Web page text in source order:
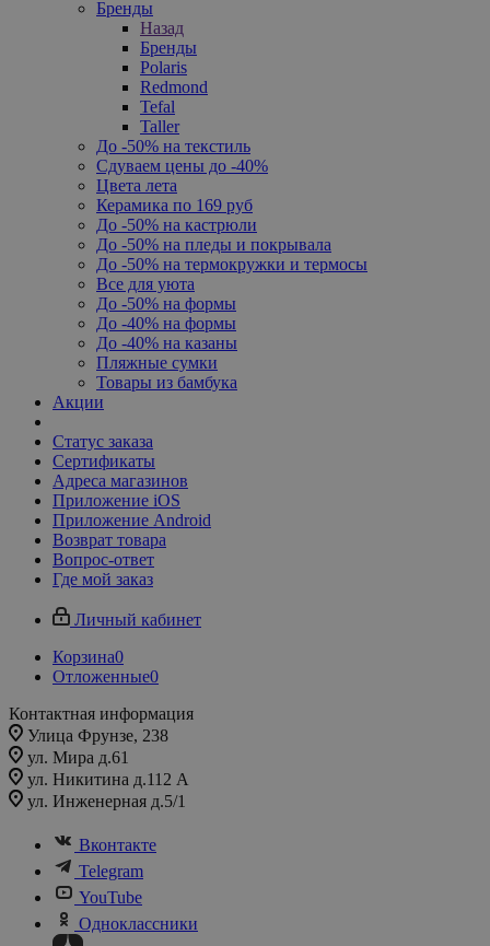
Бренды
Назад
Бренды
Polaris
Redmond
Tefal
Taller
До -50% на текстиль
Сдуваем цены до -40%
Цвета лета
Керамика по 169 руб
До -50% на кастрюли
До -50% на пледы и покрывала
До -50% на термокружки и термосы
Все для уюта
До -50% на формы
До -40% на формы
До -40% на казаны
Пляжные сумки
Товары из бамбука
Акции
Статус заказа
Сертификаты
Адреса магазинов
Приложение iOS
Приложение Android
Возврат товара
Вопрос-ответ
Где мой заказ
Личный кабинет
Корзина0
Отложенные0
Контактная информация
Улица Фрунзе, 238​
ул. Мира д.61
ул. Никитина д.112 А
ул. Инженерная д.5/1
Вконтакте
Telegram
YouTube
Одноклассники